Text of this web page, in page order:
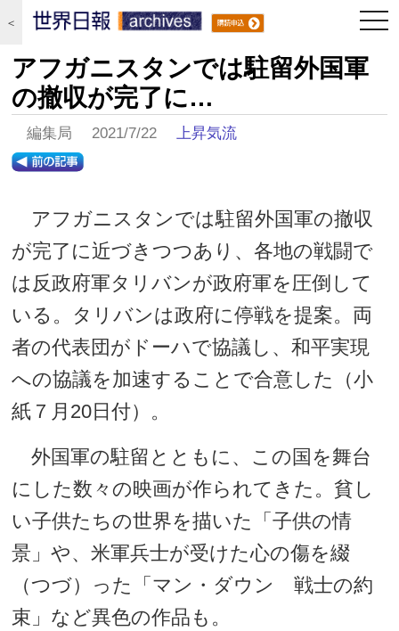
＜
アフガニスタンでは駐留外国軍
の撤収が完了に…
編集局 2021/7/22上昇気流
アフガニスタンでは駐留外国軍の撤収
が完了に近づきつつあり、各地の戦闘で
は反政府軍タリバンが政府軍を圧倒して
いる。タリバンは政府に停戦を提案。両
者の代表団がドーハで協議し、和平実現
への協議を加速することで合意した（小
紙７月20日付）。
外国軍の駐留とともに、この国を舞台
にした数々の映画が作られてきた。貧し
い子供たちの世界を描いた「子供の情
景」や、米軍兵士が受けた心の傷を綴
（つづ）った「マン・ダウン 戦士の約
束」など異色の作品も。